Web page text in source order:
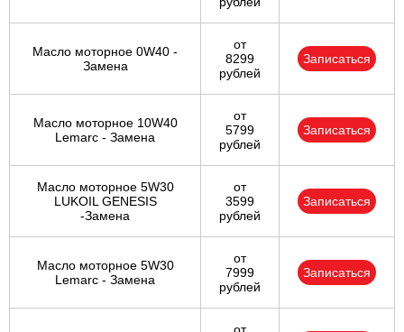
Масло моторное 0W40 -
Замена
от
8299
рублей
Записаться
Масло моторное 10W40
Lemarc - Замена
от
5799
рублей
Записаться
Масло моторное 5W30
LUKOIL GENESIS
-Замена
от
3599
рублей
Записаться
Масло моторное 5W30
Lemarc - Замена
от
7999
рублей
Записаться